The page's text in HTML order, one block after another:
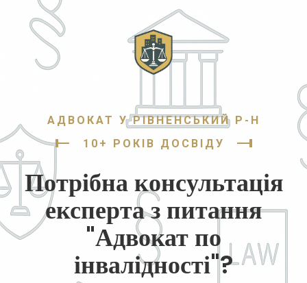
АДВОКАТ У РІВНЕНСЬКИЙ Р-Н
10+ РОКІВ ДОСВІДУ
Потрібна консультація
експерта з питання
"Адвокат по
інвалідності"?